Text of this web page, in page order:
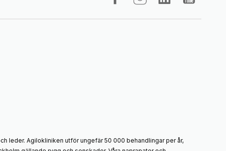
leder. Agilokliniken utför ungefär 50 000 behandlingar per år,